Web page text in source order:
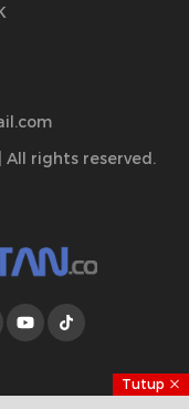
rights reserved.
Tutup